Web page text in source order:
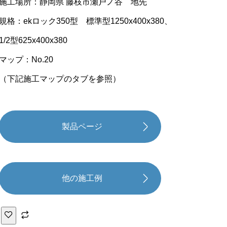
格：ekロック350型 標準型1250x400x380、
2型625x400x380
ップ：No.20
下記施工マップのタブを参照）
製品ページ
他の施工例